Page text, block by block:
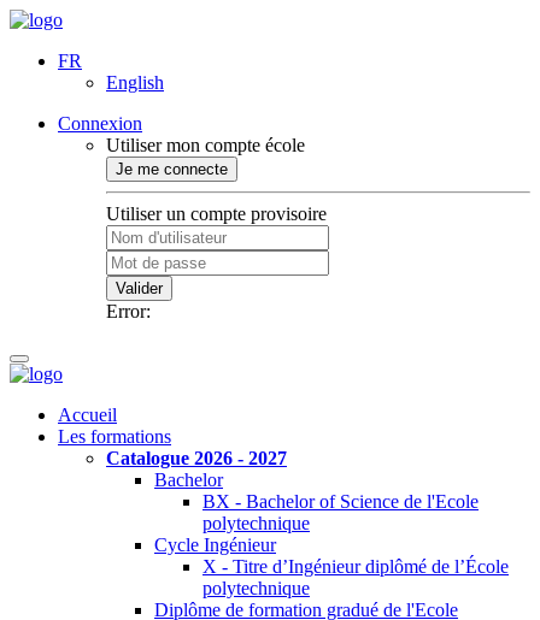
FR
English
Connexion
Utiliser mon compte école
Je me connecte
Utiliser un compte provisoire
Valider
Error:
Accueil
Les formations
Catalogue 2026 - 2027
Bachelor
BX - Bachelor of Science de l'Ecole
polytechnique
Cycle Ingénieur
X - Titre d’Ingénieur diplômé de l’École
polytechnique
Diplôme de formation gradué de l'Ecole